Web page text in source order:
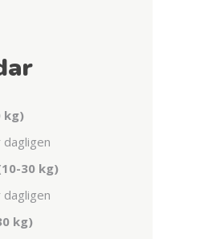
kg)
30 kg)
kg)